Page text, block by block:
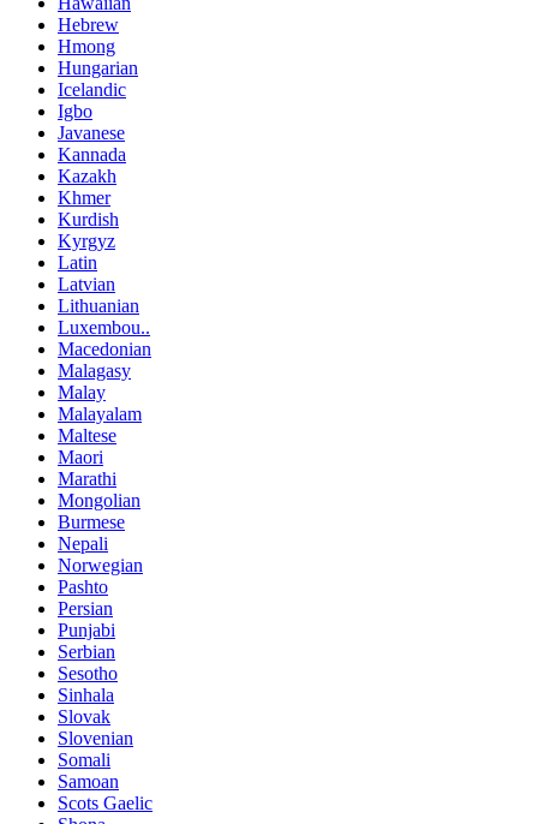
Hebrew
Hmong
Hungarian
Icelandic
Igbo
Javanese
Kannada
Kazakh
Khmer
Kurdish
Kyrgyz
Latin
Latvian
Lithuanian
Luxembou..
Macedonian
Malagasy
Malay
Malayalam
Maltese
Maori
Marathi
Mongolian
Burmese
Nepali
Norwegian
Pashto
Persian
Punjabi
Serbian
Sesotho
Sinhala
Slovak
Slovenian
Somali
Samoan
Scots Gaelic